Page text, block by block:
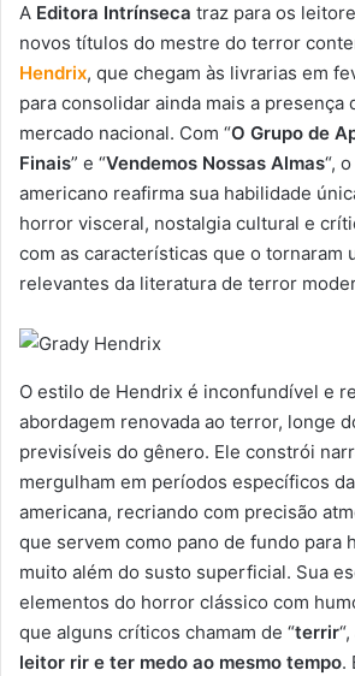
A Editora Intrínseca traz para os
novos títulos do mestre do terror
Hendrix, que chegam às livrarias em
para consolidar ainda mais a presença
mercado nacional. Com “O Grupo de
Finais” e “Vendemos Nossas Almas“,
americano reafirma sua habilidade
horror visceral, nostalgia cultural e
com as características que o tornaram
relevantes da literatura de terror
O estilo de Hendrix é inconfundível e
abordagem renovada ao terror, longe
previsíveis do gênero. Ele constrói
mergulham em períodos específicos
americana, recriando com precisão
que servem como pano de fundo para
muito além do susto superficial. Sua
elementos do horror clássico com
que alguns críticos chamam de “terrir“,
leitor rir e ter medo ao mesmo tempo.